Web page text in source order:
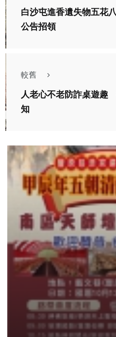
白沙屯進香遺失物五花
公告招領
較舊
人老心不老防詐桌遊趣
知